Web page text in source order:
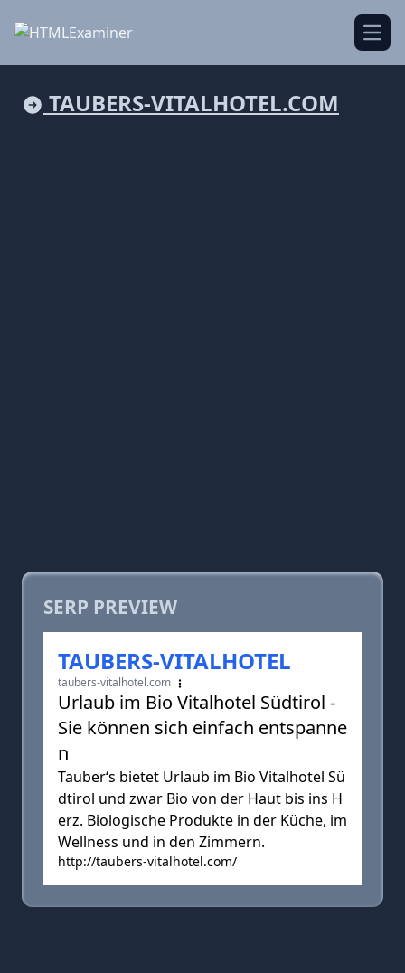
TAUBERS-VITALHOTEL.COM
SERP PREVIEW
TAUBERS-VITALHOTEL
taubers-vitalhotel.com
Urlaub im Bio Vitalhotel Südtirol -
Sie können sich einfach entspanne
n
Tauber‘s bietet Urlaub im Bio Vitalhotel Sü
dtirol und zwar Bio von der Haut bis ins H
erz. Biologische Produkte in der Küche, im
Wellness und in den Zimmern.
http://taubers-vitalhotel.com/